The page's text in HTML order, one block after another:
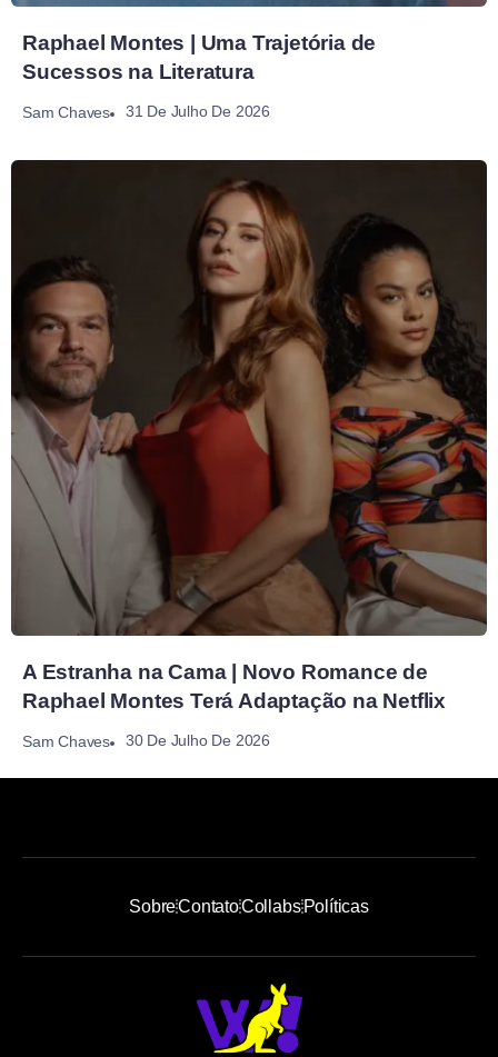
Raphael Montes | Uma Trajetória de
Sucessos na Literatura
Sam Chaves 31 De Julho De 2026
A Estranha na Cama | Novo Romance de
Raphael Montes Terá Adaptação na Netflix
Sam Chaves 30 De Julho De 2026
SobreContatoCollabsPolíticas